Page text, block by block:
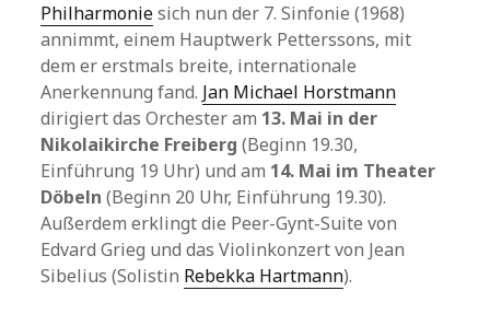
Philharmoniesich nun der 7. Sinfonie (1968)
annimmt, einem Hauptwerk Petterssons, mit
dem er erstmals breite, internationale
Anerkennung fand. Jan Michael Horstmann
dirigiert das Orchester am 13. Mai in der
Nikolaikirche Freiberg (Beginn 19.30,
Einführung 19 Uhr) und am 14. Mai im Theater
Döbeln (Beginn 20 Uhr, Einführung 19.30).
Außerdem erklingt die Peer-Gynt-Suite von
Edvard Grieg und das Violinkonzert von Jean
Sibelius (Solistin Rebekka Hartmann).